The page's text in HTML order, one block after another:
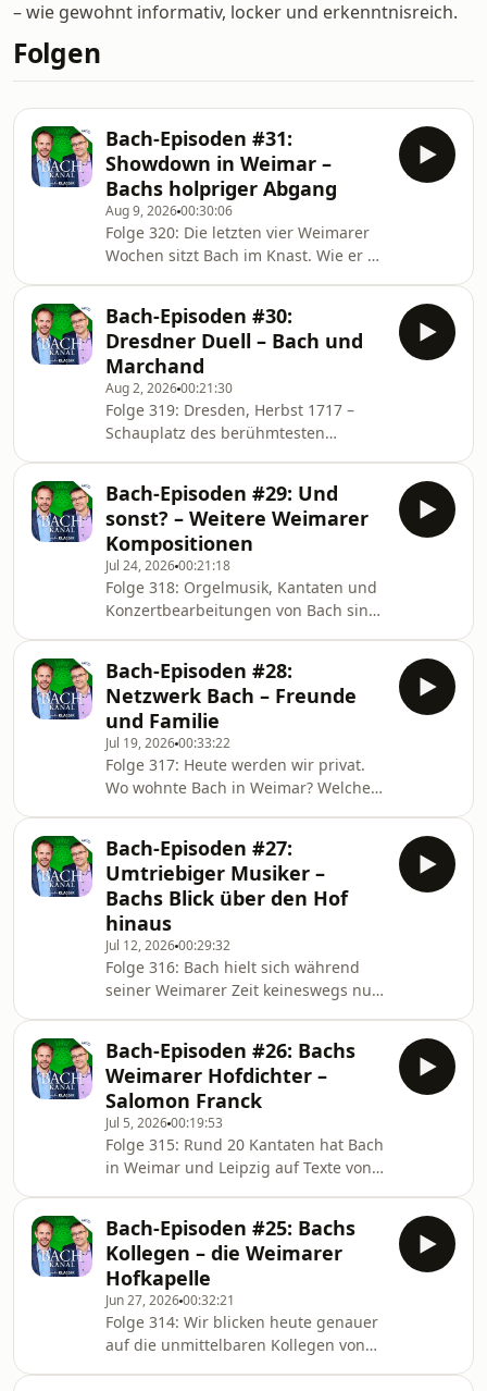
– wie gewohnt informativ, locker und erkenntnisreich.
Folgen
Bach-Episoden #31:
Showdown in Weimar –
Bachs holpriger Abgang
Aug 9, 202600:30:06
Folge 320: Die letzten vier Weimarer
Wochen sitzt Bach im Knast. Wie er da
schildern Maul &amp; Schrammek
realistisch und ungeschönt.
Bach-Episoden #30:
Dresdner Duell – Bach und
Marchand
Aug 2, 202600:21:30
Folge 319: Dresden, Herbst 1717 –
Schauplatz des berühmtesten
Wo ist das Preisgeld geblieben? Und
was hatte der Dresden-Trip für
Konsequenzen?
Bach-Episoden #29: Und
sonst? – Weitere Weimarer
Kompositionen
Jul 24, 202600:21:18
Folge 318: Orgelmusik, Kantaten und
Konzertbearbeitungen von Bach sind
darüber hinaus während der knapp
10 Jahre am Hof noch komponiert
haben? Eine Spurensuche.
Bach-Episoden #28:
Netzwerk Bach – Freunde
und Familie
Jul 19, 202600:33:22
Folge 317: Heute werden wir privat.
Wo wohnte Bach in Weimar? Welche
auf ein Bier vorbei? Und wo ist der
Koffer von Pisendel?
Bach-Episoden #27:
Umtriebiger Musiker –
Bachs Blick über den Hof
hinaus
Jul 12, 202600:29:32
Folge 316: Bach hielt sich während
seiner Weimarer Zeit keineswegs nur
und Orgelprüfungen sowie war als
Lehrer tätig. Seiner Kasse tat das
ganz gut…
Bach-Episoden #26: Bachs
Weimarer Hofdichter –
Salomon Franck
Jul 5, 202600:19:53
Folge 315: Rund 20 Kantaten hat Bach
in Weimar und Leipzig auf Texte von
Oberkonsistorialsekretär und
Hofbibliothekar näher zu widmen.
Bach-Episoden #25: Bachs
Kollegen – die Weimarer
Hofkapelle
Jun 27, 202600:32:21
Folge 314: Wir blicken heute genauer
auf die unmittelbaren Kollegen von